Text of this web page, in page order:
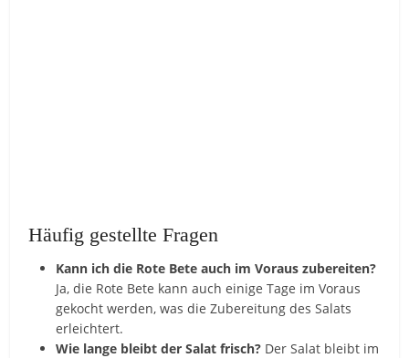
Häufig gestellte Fragen
Kann ich die Rote Bete auch im Voraus zubereiten?
Ja, die Rote Bete kann auch einige Tage im Voraus
gekocht werden, was die Zubereitung des Salats
erleichtert.
Wie lange bleibt der Salat frisch? Der Salat bleibt im